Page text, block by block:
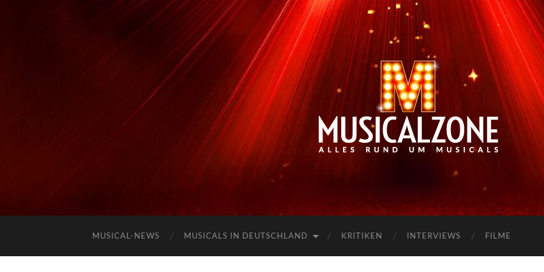
MUSICAL-NEWS MUSICALS IN DEUTSCHLAND KRITIKEN INTERVIEWS FILME